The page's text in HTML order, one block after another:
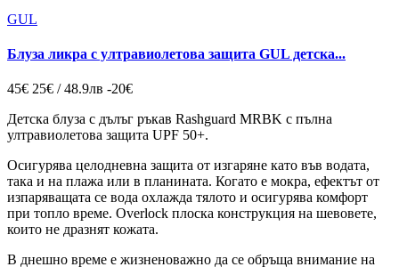
GUL
Блуза ликра с ултравиолетова защита GUL детска...
45€ 25€ / 48.9лв -20€
Детска блуза с дълъг ръкав Rashguard MRBK с пълна
ултравиолетова защита UPF 50+.
Осигурява целодневна защита от изгаряне като във водата,
така и на плажа или в планината. Когато е мокра, ефектът от
изпаряващата се вода охлажда тялото и осигурява комфорт
при топло време. Overlock плоска конструкция на шевовете,
които не дразнят кожата.
В днешно време е жизненоважно да се обръща внимание на